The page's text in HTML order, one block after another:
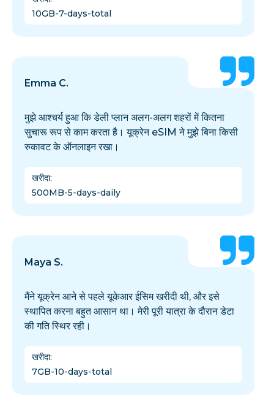
10GB-7-days-total
Emma C.
मुझे आश्चर्य हुआ कि डेली प्लान अलग-अलग शहरों में कितना
सुचारू रूप से काम करता है। यूक्रेन eSIM ने मुझे बिना किसी
रुकावट के ऑनलाइन रखा।
खरीदा:
500MB-5-days-daily
Maya S.
मैंने यूक्रेन आने से पहले यूकेआर ईसिम खरीदी थी, और इसे
स्थापित करना बहुत आसान था। मेरी पूरी यात्रा के दौरान डेटा
की गति स्थिर रही।
खरीदा:
7GB-10-days-total